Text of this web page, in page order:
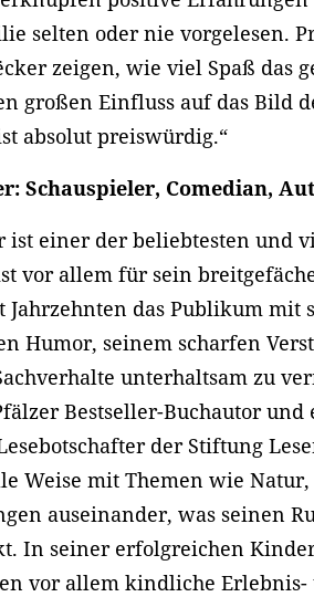
selten oder nie vorgelesen.
zeigen, wie viel Spaß das
großen Einfluss auf das Bild
absolut preiswürdig.“
Schauspieler, Comedian,
ist einer der beliebtesten und
vor allem für sein
Jahrzehnten das Publikum mit
Humor, seinem scharfen
unterhaltsam zu
Bestseller-Buchautor und
der Stiftung
Weise mit Themen wie
auseinander, was seinen
In seiner erfolgreichen
vor allem kindliche